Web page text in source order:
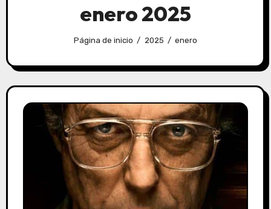
enero 2025
Página de inicio 2025 enero